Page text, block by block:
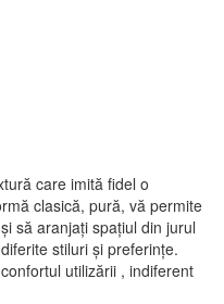
care imită fidel o
clasică, pură, vă permite
să aranjați spațiul din jurul
stiluri și preferințe.
utilizării , indiferent